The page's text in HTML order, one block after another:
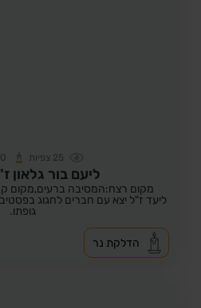
25 צפיות 0
ליעם בור גלאון
מקום רצח:המסיבה ברעים,מקום
ליעד ז"ל יצא עם חברים לחגוג
גופתו.
הדלקת נר